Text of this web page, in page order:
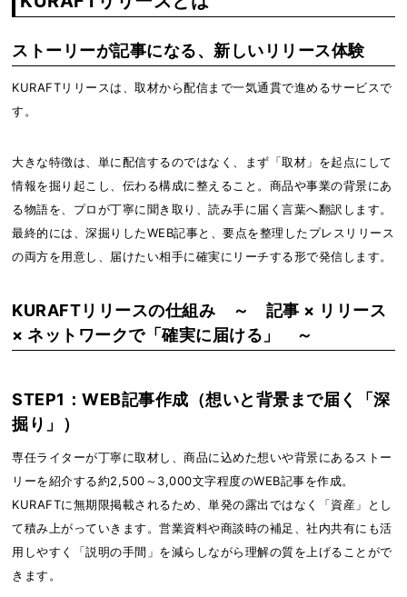
ストーリーが記事になる、新しいリリース体験
KURAFTリリースは、取材から配信まで一気通貫で進めるサービスで
す。
大きな特徴は、単に配信するのではなく、まず「取材」を起点にして
情報を掘り起こし、伝わる構成に整えること。商品や事業の背景にあ
る物語を、プロが丁寧に聞き取り、読み手に届く言葉へ翻訳します。
最終的には、深掘りしたWEB記事と、要点を整理したプレスリリース
の両方を用意し、届けたい相手に確実にリーチする形で発信します。
KURAFTリリースの仕組み ～ 記事 × リリース
× ネットワークで「確実に届ける」 ～
STEP1：WEB記事作成（想いと背景まで届く「深
掘り」）
専任ライターが丁寧に取材し、商品に込めた想いや背景にあるストー
リーを紹介する約2,500～3,000文字程度のWEB記事を作成。
KURAFTに無期限掲載されるため、単発の露出ではなく「資産」とし
て積み上がっていきます。営業資料や商談時の補足、社内共有にも活
用しやすく「説明の手間」を減らしながら理解の質を上げることがで
きます。